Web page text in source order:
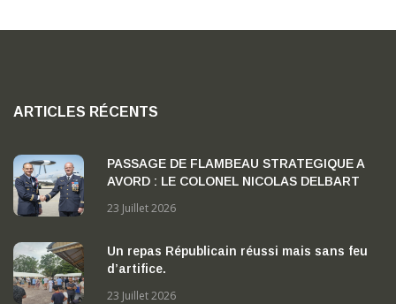
ARTICLES RÉCENTS
PASSAGE DE FLAMBEAU STRATEGIQUE A
AVORD : LE COLONEL NICOLAS DELBART
GEORGES MADON »
23 Juillet 2026
Un repas Républicain réussi mais sans feu
d’artifice.
23 Juillet 2026